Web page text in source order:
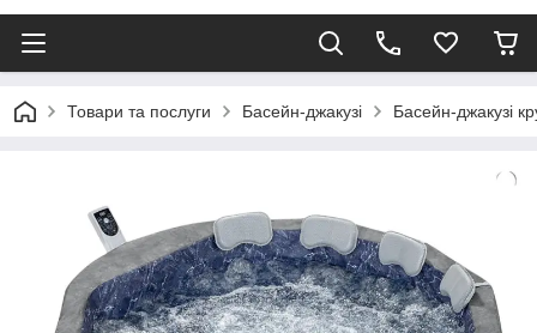
Товари та послуги Басейн-джакузі Басейн-джакузі